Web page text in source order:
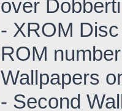
over
- XROM
ROM
Wallpapers
- Second